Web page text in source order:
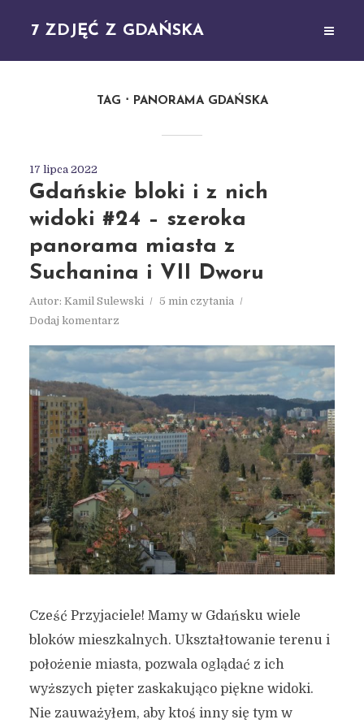
7 ZDJĘĆ Z GDAŃSKA
TAG PANORAMA GDAŃSKA
17 lipca 2022
Gdańskie bloki i z nich
widoki #24 – szeroka
panorama miasta z
Suchanina i VII Dworu
Autor: Kamil Sulewski
5 min czytania
Dodaj komentarz
Cześć Przyjaciele! Mamy w Gdańsku wiele
bloków mieszkalnych. Ukształtowanie terenu i
położenie miasta, pozwala oglądać z ich
wyższych pięter zaskakująco piękne widoki.
Nie zauważyłem, aby ktoś inny się tym w